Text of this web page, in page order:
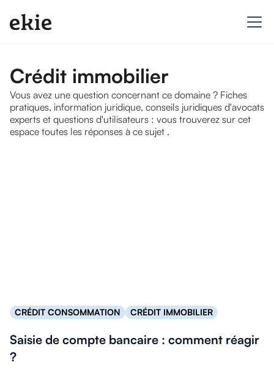
Crédit immobilier
Vous avez une question concernant ce domaine ? Fiches
pratiques, information juridique, conseils juridiques d'avocats
experts et questions d'utilisateurs : vous trouverez sur cet
espace toutes les réponses à ce sujet .
CRÉDIT CONSOMMATION CRÉDIT IMMOBILIER
Saisie de compte bancaire : comment réagir
?